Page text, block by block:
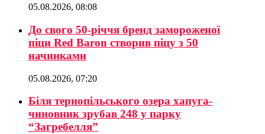
05.08.2026, 08:08
До свого 50-річчя бренд замороженої
піци Red Baron створив піцу з 50
начинками
05.08.2026, 07:20
Біля тернопільського озера хапуга-
чиновник зрубав 248 у парку
“Загребелля”